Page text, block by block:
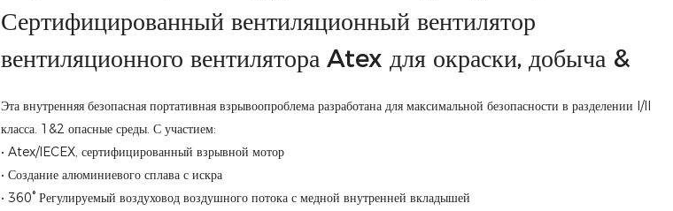
Сертифицированный вентиляционный вентилятор
вентиляционного вентилятора Atex для окраски, добыча &
Эта внутренняя безопасная портативная взрывоопроблема разработана для максимальной безопасности в разделении I/II
класса. 1&2 опасные среды. С участием:
• Atex/IECEX, сертифицированный взрывной мотор
• Создание алюминиевого сплава с искра
• 360° Регулируемый воздуховод воздушного потока с медной внутренней вкладышей